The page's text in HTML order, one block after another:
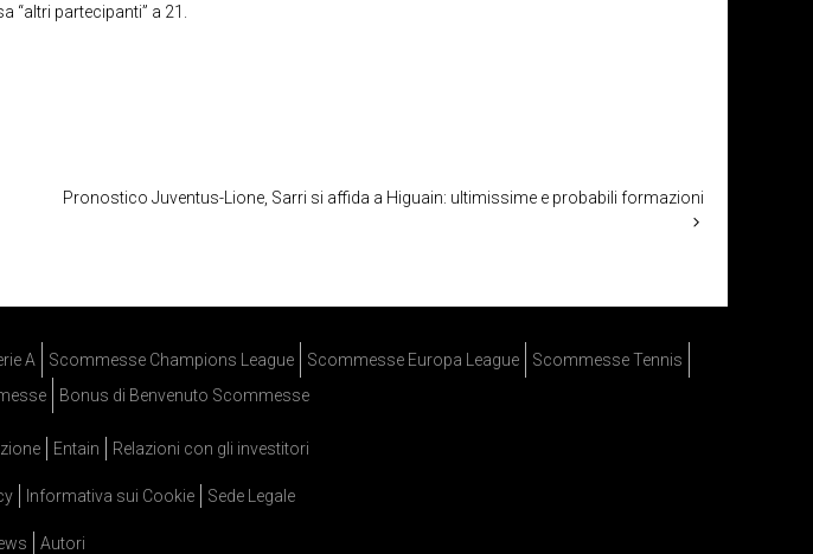
partecipanti” a 21.
Pronostico Juventus-Lione, Sarri si affida a Higuain: ultimissime e probabili formazioni
A Scommesse Champions League Scommesse Europa League
Scommesse Tennis
Bonus di Benvenuto Scommesse
Entain Relazioni con gli investitori
Informativa sui Cookie Sede Legale
Autori